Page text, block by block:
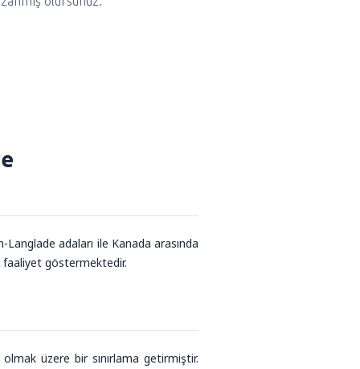
adaları ile Kanada arasında
faaliyet göstermektedir.
üzere bir sınırlama getirmiştir.